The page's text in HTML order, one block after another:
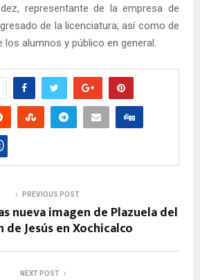
representante de la empresa de
de la licenciatura; así como de
los alumnos y público en general.
PREVIOUS POST
nueva imagen de Plazuela del
de Jesús en Xochicalco
NEXT POST